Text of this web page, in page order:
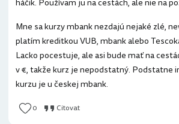
háčik. Používam ju na cestách, ale nie na
Mne sa kurzy mbank nezdajú nejaké zlé,
platím kreditkou VUB, mbank alebo
Lacko pocestuje, ale asi bude mať na
v €, takže kurz je nepodstatný. Podstatne
kurzu je u českej mbank.
0 Citovat